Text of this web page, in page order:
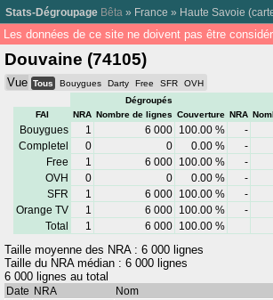
Stats-Dégroupage Bêta » France » Haute Savoie (
Les données de ce site ne doivent pas être
Douvaine (74105)
Vue Tous Bouygues Darty Free SFR
OVH
Dégroupés
FAI
NRA Nombre de lignes Couverture NRA
Bouygues 1 6 000 100.00 % -
Completel
0 0 0.00 % -
Free
1 6 000 100.00 % -
OVH
0 0 0.00 % -
SFR
1 6 000 100.00 % -
Orange TV
1 6 000 100.00 % -
Total
1 6 000 100.00 %
Taille moyenne des NRA : 6 000 lignes
Taille du NRA médian : 6 000 lignes
6 000 lignes au total
Date NRA Nom